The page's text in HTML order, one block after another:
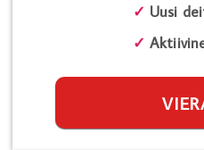
✓ Uusi
✓